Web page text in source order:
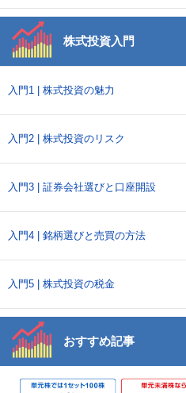
株式投資入門
入門1 | 株式投資の魅力
入門2 | 株式投資のリスク
入門3 | 証券会社選びと口座開設
入門4 | 銘柄選びと売買の方法
入門5 | 株式投資の税金
おすすめ記事